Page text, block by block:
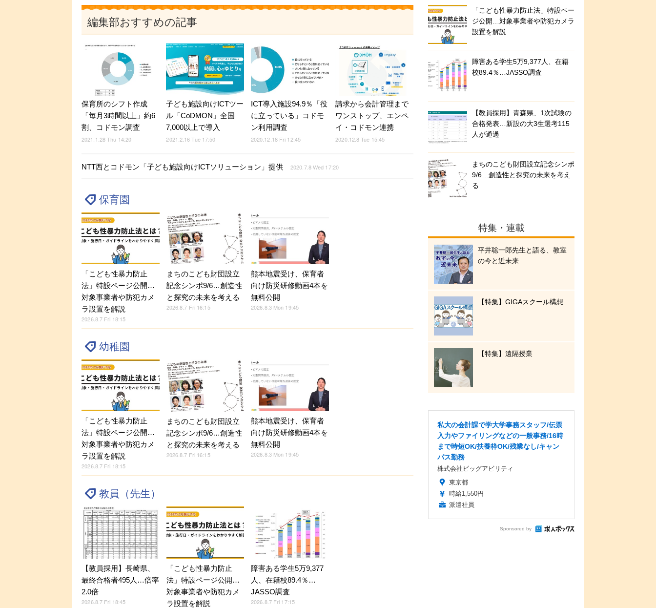
編集部おすすめの記事
保育所のシフト作成
「毎月3時間以上」約6
割、コドモン調査
2021.1.28 Thu 14:20
子ども施設向けICTツー
ル「CoDMON」全国
7,000以上で導入
2021.2.16 Tue 17:50
ICT導入施設94.9％「役
に立っている」コドモ
ン利用調査
2020.12.18 Fri 12:45
請求から会計管理まで
ワンストップ、エンペ
イ・コドモン連携
2020.12.8 Tue 15:45
NTT西とコドモン「子ども施設向けICTソリューション」提供 2020.7.8 Wed 17:20
保育園
「こども性暴力防止
法」特設ページ公開…
対象事業者や防犯カメ
ラ設置を解説
2026.8.7 Fri 18:15
まちのこども財団設立
記念シンポ9/6…創造性
と探究の未来を考える
2026.8.7 Fri 16:15
熊本地震受け、保育者
向け防災研修動画4本を
無料公開
2026.8.3 Mon 19:45
幼稚園
「こども性暴力防止
法」特設ページ公開…
対象事業者や防犯カメ
ラ設置を解説
2026.8.7 Fri 18:15
まちのこども財団設立
記念シンポ9/6…創造性
と探究の未来を考える
2026.8.7 Fri 16:15
熊本地震受け、保育者
向け防災研修動画4本を
無料公開
2026.8.3 Mon 19:45
教員（先生）
【教員採用】長崎県、
最終合格者495人…倍率
2.0倍
2026.8.7 Fri 18:45
「こども性暴力防止
法」特設ページ公開…
対象事業者や防犯カメ
ラ設置を解説
障害ある学生5万9,377
人、在籍校89.4％…
JASSO調査
2026.8.7 Fri 17:15
「こども性暴力防止法」特設ペー
ジ公開…対象事業者や防犯カメラ
設置を解説
障害ある学生5万9,377人、在籍
校89.4％…JASSO調査
【教員採用】青森県、1次試験の
合格発表…新設の大3生選考115
人が通過
まちのこども財団設立記念シンポ
9/6…創造性と探究の未来を考え
る
特集・連載
平井聡一郎先生と語る、教室
の今と近未来
【特集】GIGAスクール構想
【特集】遠隔授業
私大の会計課で学大学事務スタッフ/伝票
入力やファイリングなどの一般事務/16時
まで時短OK/扶養枠OK/残業なし/キャン
パス勤務
株式会社ビッグアビリティ
東京都
時給1,550円
派遣社員
Sponsored by